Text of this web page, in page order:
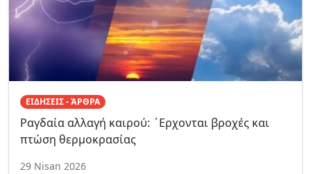
ΕΙΔΗΣΕΙΣ - ΆΡΘΡΑ
Ραγδαία αλλαγή καιρού: ΄Ερχονται βροχές και
πτώση θερμοκρασίας
29 Nisan 2026